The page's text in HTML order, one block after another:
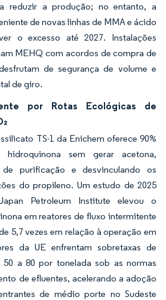
reduzir a produção; no entanto, a
de novas linhas de MMA e ácido
o excesso até 2027. Instalações
MEHQ com acordos de compra de
de segurança de volume e
de giro.
por Rotas Ecológicas de
TS-1 da Enichem oferece 90%
sem gerar acetona,
purificação e desvinculando os
do propileno. Um estudo de 2025
Petroleum Institute elevou o
em reatores de fluxo intermitente
5,7 vezes em relação à operação em
da UE enfrentam sobretaxas de
a 80 por tonelada sob as normas
de efluentes, acelerando a adoção
de médio porte no Sudeste